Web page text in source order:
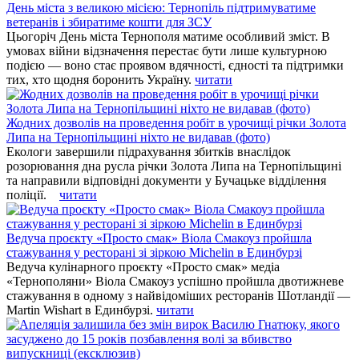
День міста з великою місією: Тернопіль підтримуватиме
ветеранів і збиратиме кошти для ЗСУ
Цьогоріч День міста Тернополя матиме особливий зміст. В
умовах війни відзначення перестає бути лише культурною
подією — воно стає проявом вдячності, єдності та підтримки
тих, хто щодня боронить Україну. читати
Жодних дозволів на проведення робіт в урочищі річки Золота
Липа на Тернопільщині ніхто не видавав (фото)
Екологи завершили підрахування збитків внаслідок
розорювання дна русла річки Золота Липа на Тернопільщині
та направили відповідні документи у Бучацьке відділення
поліції. читати
Ведуча проєкту «Просто смак» Віола Смакоуз пройшла
стажування у ресторані зі зіркою Michelin в Единбурзі
Ведуча кулінарного проєкту «Просто смак» медіа
«Тернополяни» Віола Смакоуз успішно пройшла двотижневе
стажування в одному з найвідоміших ресторанів Шотландії —
Martin Wishart в Единбурзі. читати